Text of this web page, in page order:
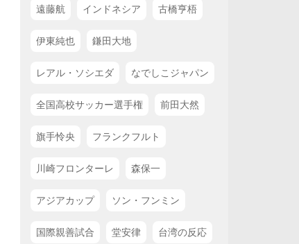
遠藤航 インドネシア 古橋亨梧
伊東純也 鎌田大地
レアル・ソシエダ なでしこジャパン
全国高校サッカー選手権 前田大然
旗手怜央 フランクフルト
川崎フロンターレ 森保一
アジアカップ ソン・フンミン
国際親善試合 堂安律 台湾の反応